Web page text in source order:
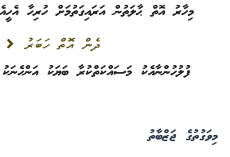
މިހާރު އޮތް ޙާލަތުން އަރައިގަތުމަށް ހުރިހާ
ދެން އޮތް ހަބަރު
ފުލުހުންނާއެކު މަސައްކަތްކުރާ ބަޔަކު
މިވަގުތުގެ ޖަޒްބާތު